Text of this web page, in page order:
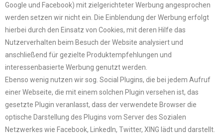
Google und Facebook) mit zielgerichteter Werbung angesprochen
werden setzen wir nicht ein. Die Einblendung der Werbung erfolgt
hierbei durch den Einsatz von Cookies, mit deren Hilfe das
Nutzerverhalten beim Besuch der Website analysiert und
anschließend für gezielte Produktempfehlungen und
interessenbasierte Werbung genutzt werden.
Ebenso wenig nutzen wir sog. Social Plugins, die bei jedem Aufruf
einer Webseite, die mit einem solchen Plugin versehen ist, das
gesetzte Plugin veranlasst, dass der verwendete Browser die
optische Darstellung des Plugins vom Server des Sozialen
Netzwerkes wie Facebook, LinkedIn, Twitter, XING lädt und darstellt.